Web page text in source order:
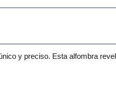
y preciso. Esta alfombra